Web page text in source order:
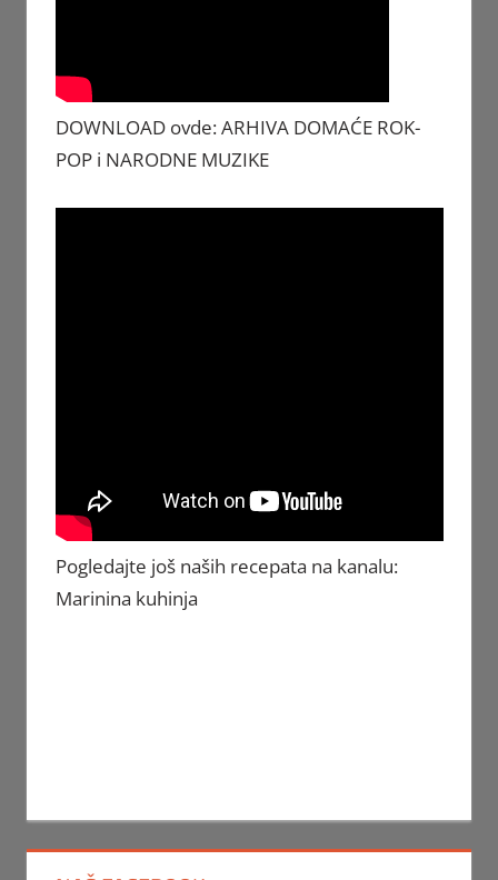
DOWNLOAD ovde: ARHIVA DOMAĆE ROK-
POP i NARODNE MUZIKE
Pogledajte još naših recepata na kanalu:
Marinina kuhinja